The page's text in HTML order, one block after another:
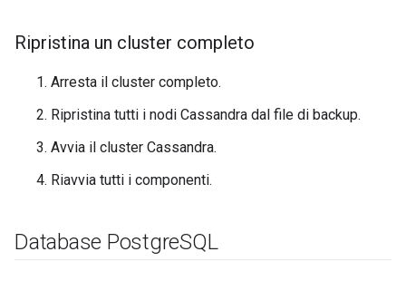
Ripristina un cluster completo
Arresta il cluster completo.
Ripristina tutti i nodi Cassandra dal file di backup.
Avvia il cluster Cassandra.
Riavvia tutti i componenti.
Database PostgreSQL